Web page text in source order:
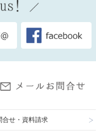
合せ・資料請求